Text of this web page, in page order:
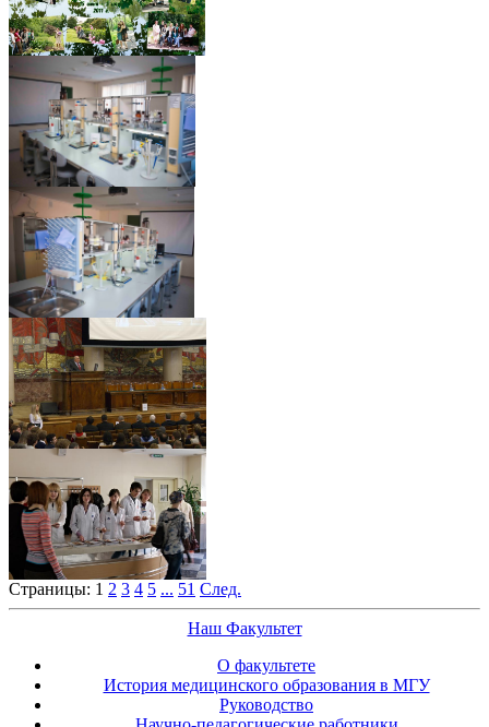
Страницы: 1 2 3 4 5 ... 51 След.
Наш Факультет
О факультете
История медицинского образования в МГУ
Руководство